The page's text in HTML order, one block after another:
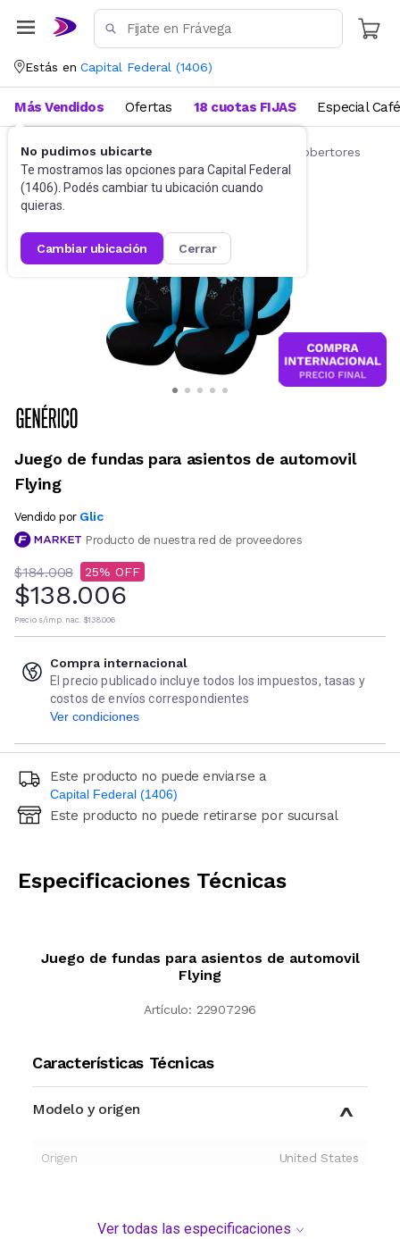
Estás en Capital Federal (1406)
No pudimos ubicarte
Te mostramos las opciones para Capital Federal
(1406). Podés cambiar tu ubicación cuando
quieras.
cambiar ubicación cerrar
Más Vendidos Ofertas 18 cuotas FIJAS Especial Café
Accesorios para autos y motos Fundas y cobertores
Juego de fundas para asientos de automovil
Flying
Vendido por Glic
Producto de nuestra red de proveedores
$184.008 25
$138.006
Precio s/imp. nac. $138.006
Compra internacional
El precio publicado incluye todos los impuestos, tasas y
costos de envíos correspondientes
Ver condiciones
Este producto no puede enviarse a
Capital Federal (1406)
Ingresá código postal (sólo números)
Este producto no puede retirarse por sucursal
Especificaciones Técnicas
Juego de fundas para asientos de automovil
Flying
Artículo: 22907296
Características Técnicas
Modelo y origen
Origen United States
Ver todas las especificaciones